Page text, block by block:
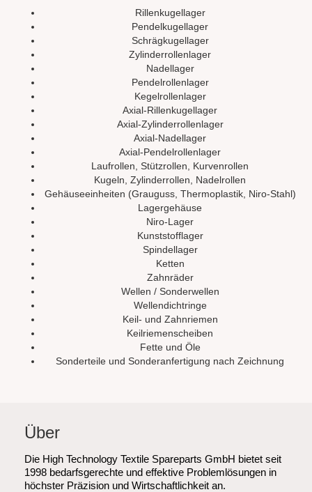
Rillenkugellager
Pendelkugellager
Schrägkugellager
Zylinderrollenlager
Nadellager
Pendelrollenlager
Kegelrollenlager
Axial-Rillenkugellager
Axial-Zylinderrollenlager
Axial-Nadellager
Axial-Pendelrollenlager
Laufrollen, Stützrollen, Kurvenrollen
Kugeln, Zylinderrollen, Nadelrollen
Gehäuseeinheiten (Grauguss, Thermoplastik, Niro-Stahl)
Lagergehäuse
Niro-Lager
Kunststofflager
Spindellager
Ketten
Zahnräder
Wellen / Sonderwellen
Wellendichtringe
Keil- und Zahnriemen
Keilriemenscheiben
Fette und Öle
Sonderteile und Sonderanfertigung nach Zeichnung
Über
Die High Technology Textile Spareparts GmbH bietet seit
1998 bedarfsgerechte und effektive Problemlösungen in
höchster Präzision und Wirtschaftlichkeit an.